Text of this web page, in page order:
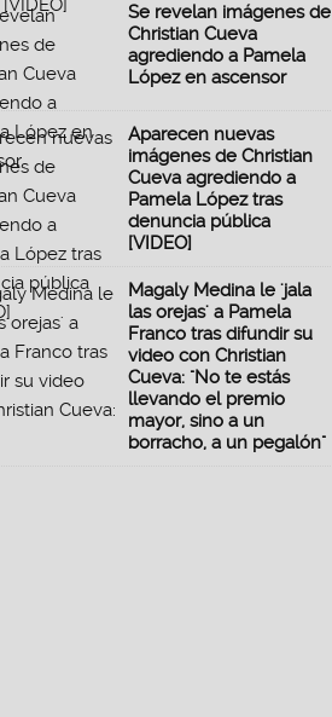
Se revelan imágenes de
Christian Cueva
agrediendo a Pamela
López en ascensor
Aparecen nuevas
imágenes de Christian
Cueva agrediendo a
Pamela López tras
denuncia pública
[VIDEO]
Magaly Medina le 'jala
las orejas' a Pamela
Franco tras difundir su
video con Christian
Cueva: "No te estás
llevando el premio
mayor, sino a un
borracho, a un pegalón"